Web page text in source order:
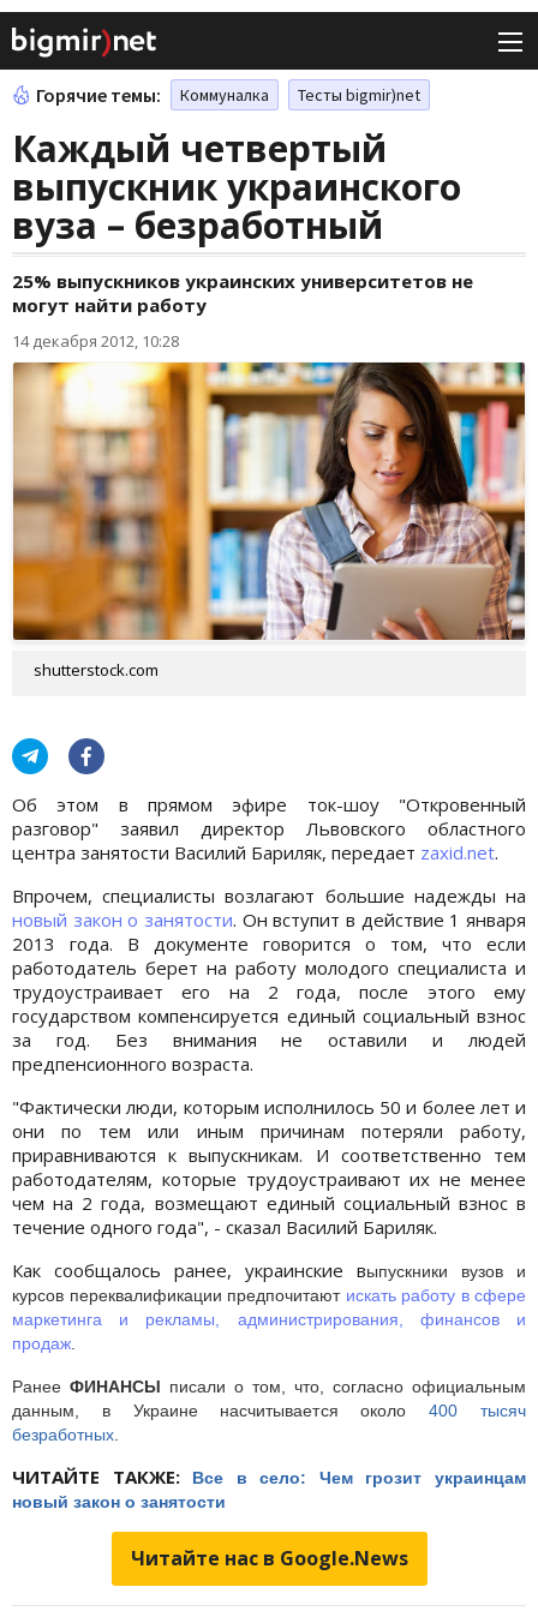
Горячие темы: Коммуналка Тесты bigmir)net
Каждый четвертый
выпускник украинского
вуза – безработный
25% выпускников украинских университетов не
могут найти работу
14 декабря 2012, 10:28
shutterstock.com
Об этом в прямом эфире ток-шоу "Откровенный
разговор" заявил директор Львовского областного
центра занятости Василий Бариляк, передает zaxid.net.
Впрочем, специалисты возлагают большие надежды на
новый закон о занятости. Он вступит в действие 1 января
2013 года. В документе говорится о том, что если
работодатель берет на работу молодого специалиста и
трудоустраивает его на 2 года, после этого ему
государством компенсируется единый социальный взнос
за год. Без внимания не оставили и людей
предпенсионного возраста.
"Фактически люди, которым исполнилось 50 и более лет и
они по тем или иным причинам потеряли работу,
приравниваются к выпускникам. И соответственно тем
работодателям, которые трудоустраивают их не менее
чем на 2 года, возмещают единый социальный взнос в
течение одного года", - сказал Василий Бариляк.
Как сообщалось ранее, украинские выпускники вузов и
курсов переквалификации предпочитают искать работу в сфере
маркетинга и рекламы, администрирования, финансов и
продаж
Ранее ФИНАНСЫ писали о том, что, согласно официальным
данным, в Украине насчитывается около400 тысяч
безработных
ЧИТАЙТЕ ТАКЖЕ:
Все в село: Чем грозит украинцам
новый закон о занятости
Читайте нас в Google.News